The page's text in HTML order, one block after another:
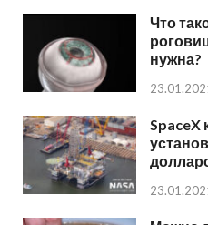
Что
нужна?
SpaceX